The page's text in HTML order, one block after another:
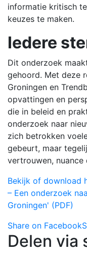
informatie kritisch
keuzes te maken.
Iedere
Dit onderzoek
gehoord. Met deze
Groningen en
opvattingen en
die in beleid en
onderzoek naar
zich betrokken
gebeurt, maar
vertrouwen, nuance
Bekijk of download
– Een onderzoek
Groningen' (PDF)
Share on Facebook
Delen via